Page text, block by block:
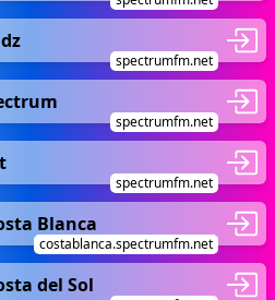
spectrumfm.net
spectrumfm.net
spectrumfm.net
Blanca
costablanca.spectrumfm.net
del Sol